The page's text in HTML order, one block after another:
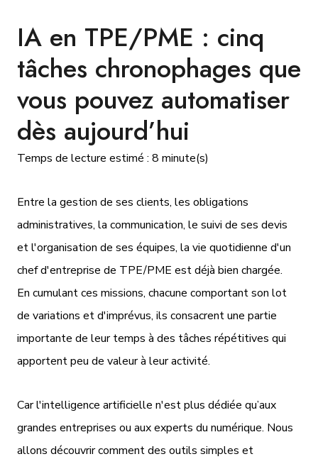
IA en TPE/PME : cinq
tâches chronophages que
vous pouvez automatiser
dès aujourd’hui
Temps de lecture estimé : 8 minute(s)
Entre la gestion de ses clients, les obligations
administratives, la communication, le suivi de ses devis
et l'organisation de ses équipes, la vie quotidienne d'un
chef d'entreprise de TPE/PME est déjà bien chargée.
En cumulant ces missions, chacune comportant son lot
de variations et d'imprévus, ils consacrent une partie
importante de leur temps à des tâches répétitives qui
apportent peu de valeur à leur activité.
Car l'intelligence artificielle n'est plus dédiée qu’aux
grandes entreprises ou aux experts du numérique. Nous
allons découvrir comment des outils simples et